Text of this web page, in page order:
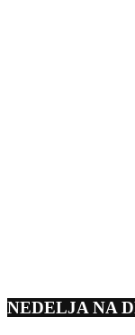
NEDELJA NA